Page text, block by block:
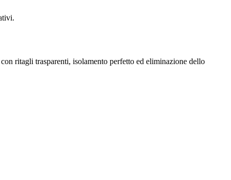
ritagli trasparenti, isolamento perfetto ed eliminazione dello